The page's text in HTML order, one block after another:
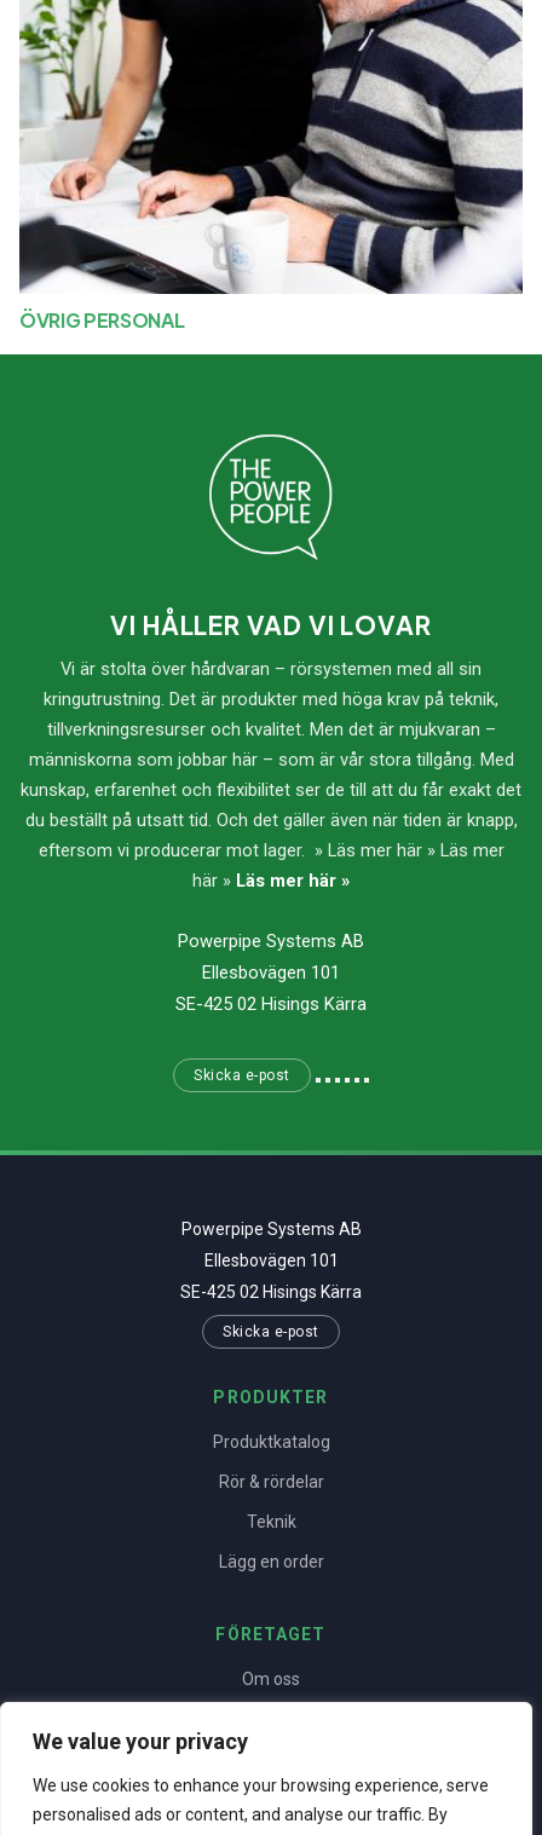
We value your privacy
We use cookies to enhance your browsing experience, serve
personalised ads or content, and analyse our traffic. By
ÖVRIG PERSONAL
VI HÅLLER VAD VI LOVAR
Vi är stolta över hårdvaran – rörsystemen med all sin
kringutrustning. Det är produkter med höga krav på teknik,
tillverkningsresurser och kvalitet. Men det är mjukvaran –
människorna som jobbar här – som är vår stora tillgång. Med
kunskap, erfarenhet och flexibilitet ser de till att du får exakt det
du beställt på utsatt tid. Och det gäller även när tiden är knapp,
eftersom vi producerar mot lager. » Läs mer här » Läs mer
här » Läs mer här »
Powerpipe Systems AB
Ellesbovägen 101
SE-425 02 Hisings Kärra
Skicka e-post
Powerpipe Systems AB
Ellesbovägen 101
SE-425 02 Hisings Kärra
Skicka e-post
PRODUKTER
Produktkatalog
Rör & rördelar
Teknik
Lägg en order
FÖRETAGET
Om oss
Kontakt